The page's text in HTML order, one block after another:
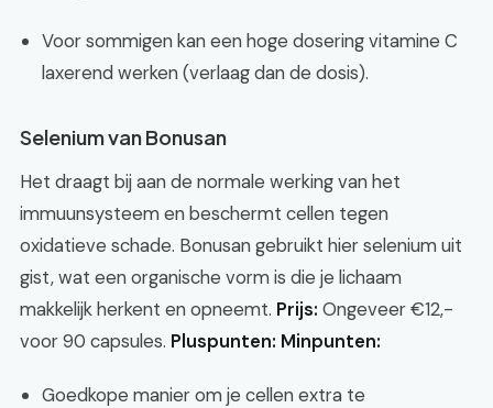
Voor sommigen kan een hoge dosering vitamine C
laxerend werken (verlaag dan de dosis).
Selenium van Bonusan
Het draagt bij aan de normale werking van het
immuunsysteem en beschermt cellen tegen
oxidatieve schade. Bonusan gebruikt hier selenium uit
gist, wat een organische vorm is die je lichaam
makkelijk herkent en opneemt. Prijs: Ongeveer €12,-
voor 90 capsules. Pluspunten: Minpunten:
Goedkope manier om je cellen extra te